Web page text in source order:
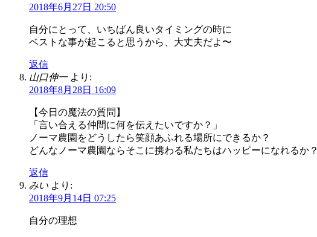
2018年6月27日 20:50
自分にとって、いちばん良いタイミングの時に
ベストな事が起こると思うから、大丈夫だよ〜
返信
山口伸一 より:
2018年8月28日 16:09
【今日の魔法の質問】
「言い合える仲間に何を伝えたいですか？」
ノーマ農園をどうしたら笑顔あふれる場所にできるか？
どんなノーマ農園ならそこに携わる私たちはハッピーになれるか？
返信
みい より:
2018年9月14日 07:25
自分の理想